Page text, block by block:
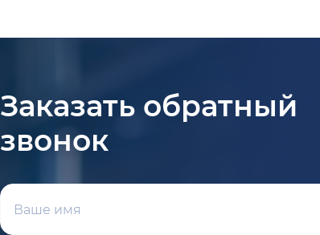
Заказать обратный
звонок